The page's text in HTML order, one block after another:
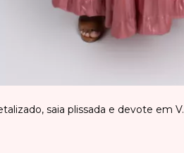
saia plissada e devote em V.